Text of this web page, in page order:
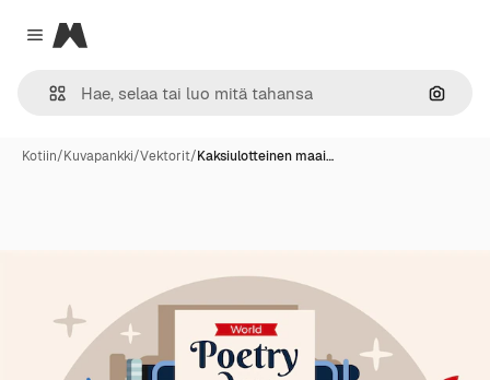
Close menu
Magnific
Hae
Kotiin/Kuvapankki/Vektorit/Kaksiulotteinen maai…